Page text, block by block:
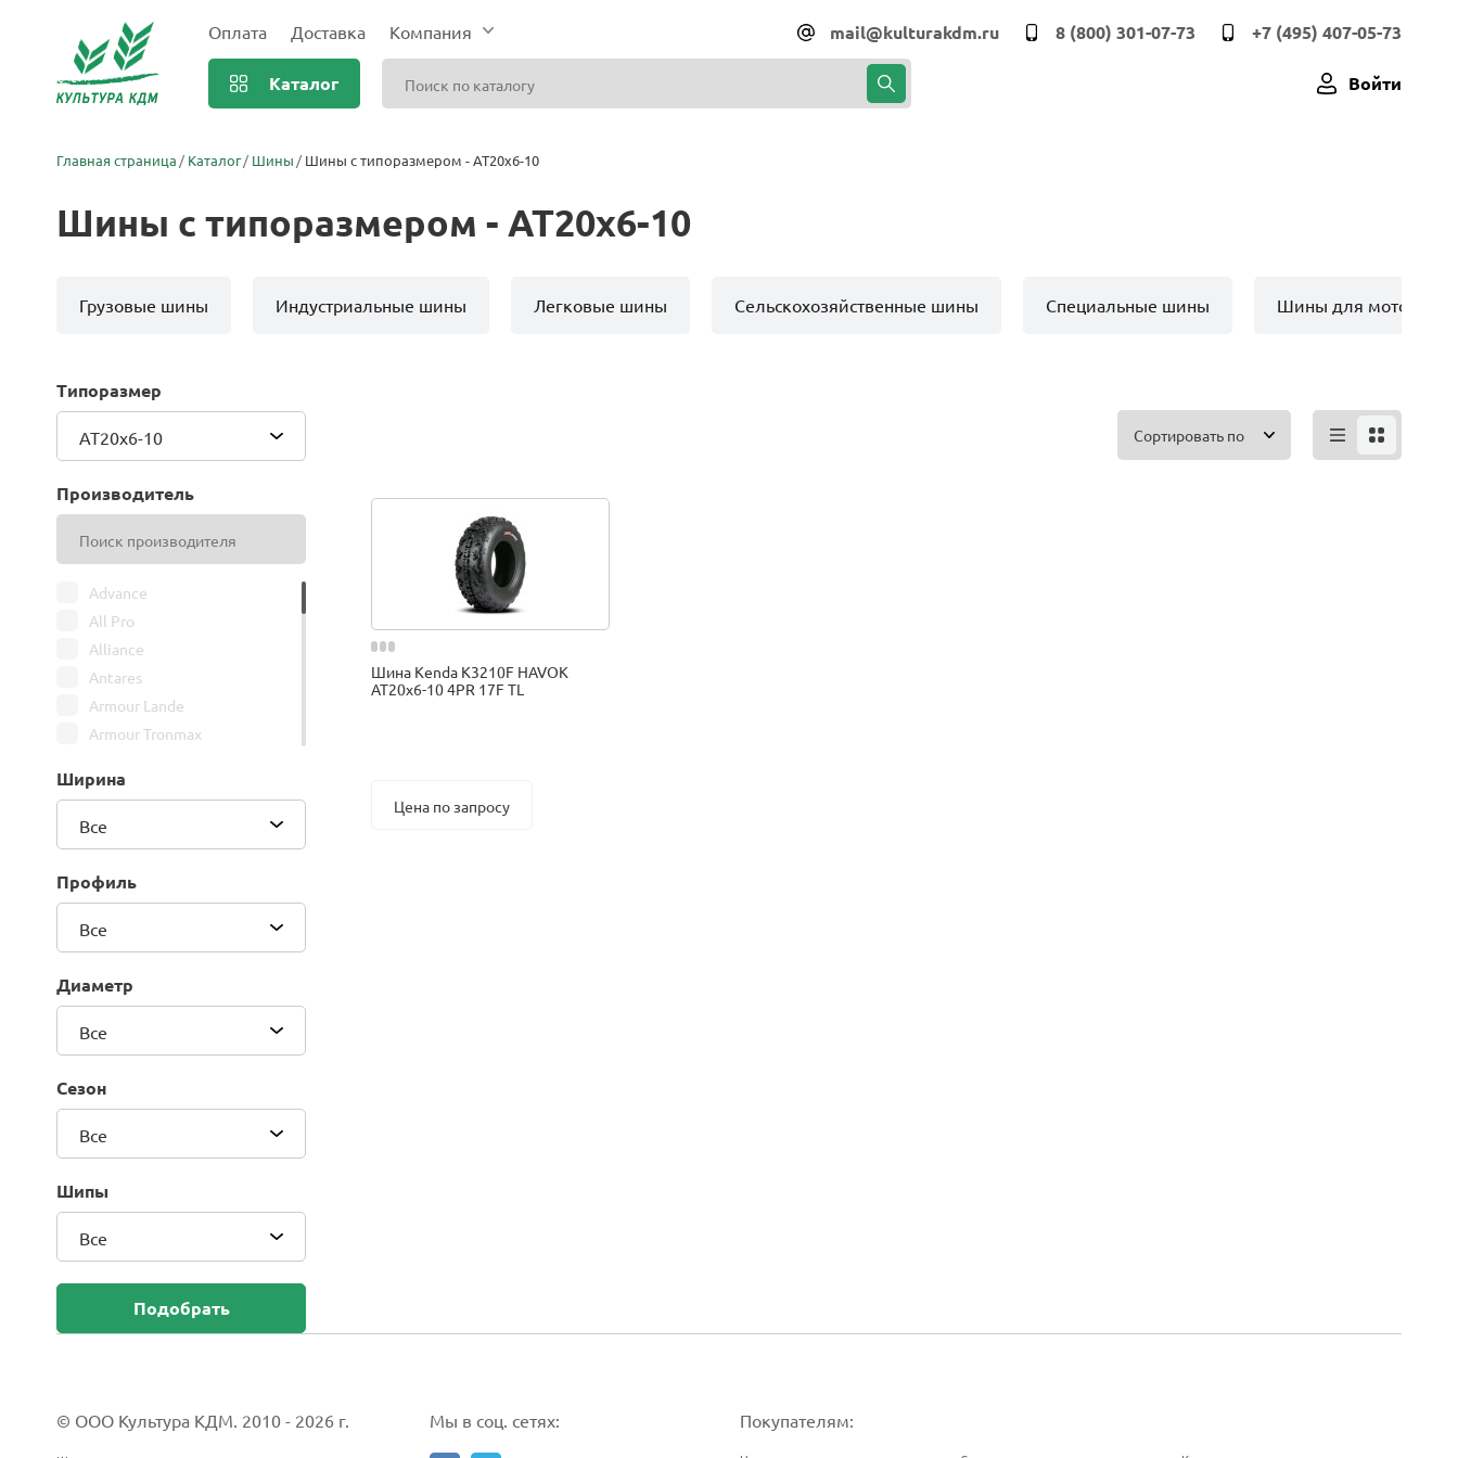
Оплата Доставка Компания +7 (495) 407-05-73
8 (800) 301-07-73
mail@kulturakdm.ru
Каталог Войти
Главная страница Каталог Шины Шины с типоразмером - AT20x6-10
Шины с типоразмером - AT20x6-10
Грузовые шины Индустриальные шины Легковые шины Сельскохозяйственные шины Специальные шины Шины для мото
Типоразмер
AT20x6-10
Производитель
Advance
All Pro
Alliance
Antares
Armour Lande
Armour Tronmax
ATIRE
Bars
Belshina
BFGoodrich
BK Trailer
BKT
Camso (Solideal)
CEAT
Composit
Continental
Cordiant
CrossWind
Ширина
Все
Профиль
Все
Диаметр
Все
Сезон
Все
Шипы
Все
Подобрать
Сортировать по
Шина Kenda K3210F HAVOK
AT20x6-10 4PR 17F TL
Цена по запросу
© ООО Культура КДМ. 2010 - 2026 г. Мы в соц. сетях: Покупателям: